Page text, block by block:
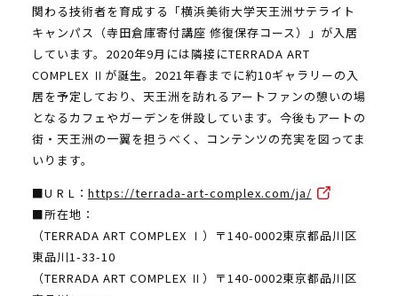
関わる技術者を育成する「横浜美術大学天王洲サテライト
キャンパス（寺田倉庫寄付講座 修復保存コース）」が入居
しています。2020年9月には隣接にTERRADA ART
COMPLEX Ⅱが誕生。2021年春までに約10ギャラリーの入
居を予定しており、天王洲を訪れるアートファンの憩いの場
となるカフェやガーデンを併設しています。今後もアートの
街・天王洲の一翼を担うべく、コンテンツの充実を図ってま
いります。
■U R L： https://terrada-art-complex.com/ja/
■所在地：
（TERRADA ART COMPLEX Ⅰ）〒140-0002東京都品川区
東品川1-33-10
（TERRADA ART COMPLEX Ⅱ）〒140-0002東京都品川区